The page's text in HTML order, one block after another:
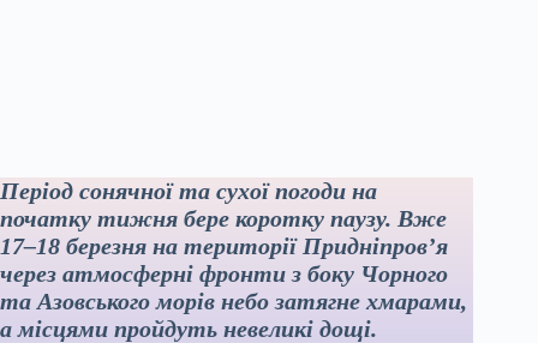
Період сонячної та сухої погоди на
початку тижня бере коротку паузу. Вже
17–18 березня на території Придніпров’я
через атмосферні фронти з боку Чорного
та Азовського морів небо затягне хмарами,
а місцями пройдуть невеликі дощі.